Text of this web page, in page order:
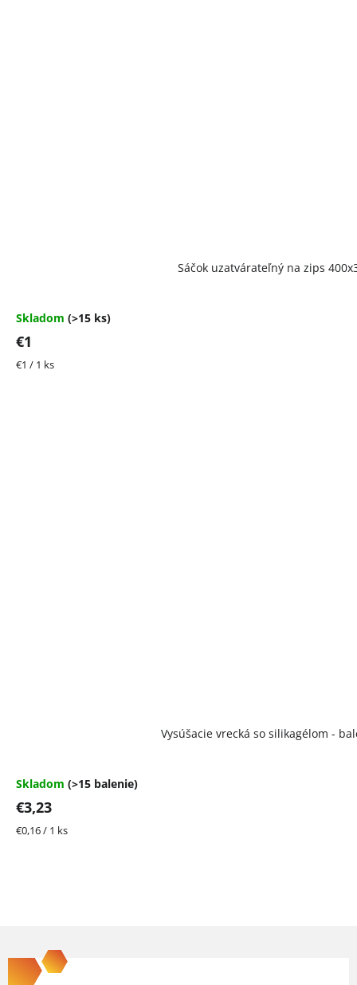
Sáčok uzatvárateľný na zips
4,5
5
hviezdičiek.
Skladom (>15 ks)
€1
Jednotková
€1 / 1 ks
Vysúšacie vrecká so silikagélom -
Skladom (>15 balenie)
€3,23
Jednotková
€0,16 / 1 ks
á